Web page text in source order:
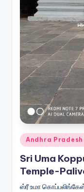
Posted
in
Andhra Pradesh
Sri Uma
Temple-
ஸ்ரீ உமா